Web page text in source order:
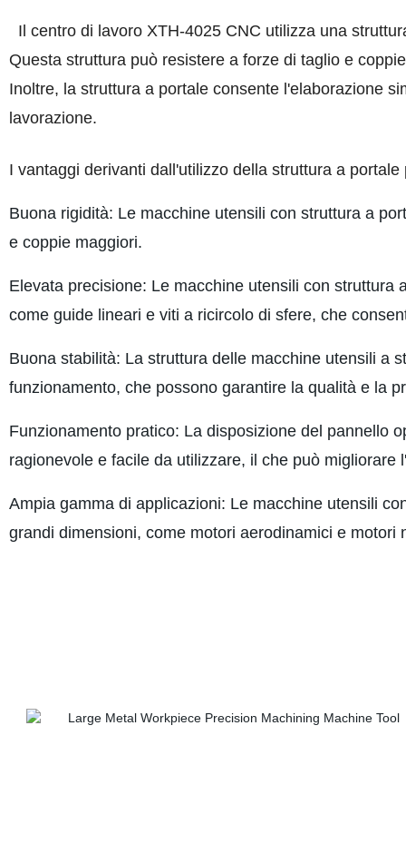
Il centro di lavoro XTH-4025 CNC utilizza una
Questa struttura può resistere a forze di taglio e
Inoltre, la struttura a portale consente l'elaborazione
lavorazione.
I vantaggi derivanti dall'utilizzo della struttura a
Buona rigidità: Le macchine utensili con struttura a
e coppie maggiori.
Elevata precisione: Le macchine utensili con
come guide lineari e viti a ricircolo di sfere, che
Buona stabilità: La struttura delle macchine utensili a
funzionamento, che possono garantire la qualità e la
Funzionamento pratico: La disposizione del pannello
ragionevole e facile da utilizzare, il che può migliorare
Ampia gamma di applicazioni: Le macchine utensili
grandi dimensioni, come motori aerodinamici e motori